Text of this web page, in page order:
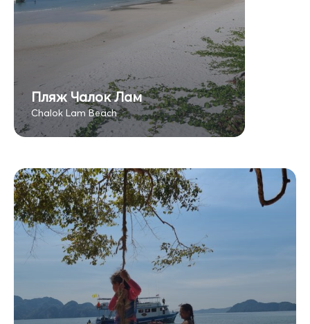
Пляж Чалок Лам
Chalok Lam Beach